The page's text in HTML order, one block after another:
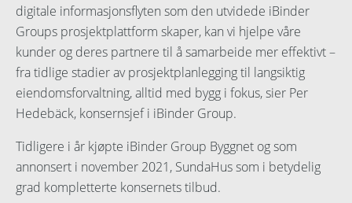
digitale informasjonsflyten som den utvidede iBinder
Groups prosjektplattform skaper, kan vi hjelpe våre
kunder og deres partnere til å samarbeide mer effektivt –
fra tidlige stadier av prosjektplanlegging til langsiktig
eiendomsforvaltning, alltid med bygg i fokus, sier Per
Hedebäck, konsernsjef i iBinder Group.
Tidligere i år kjøpte iBinder Group Byggnet og som
annonsert i november 2021, SundaHus som i betydelig
grad kompletterte konsernets tilbud.